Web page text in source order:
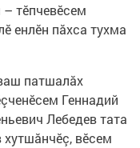
тӗпчевӗсем
енлӗн пăхса тухма
патшалӑх
Геннадий
Лебедев тата
вӗсем